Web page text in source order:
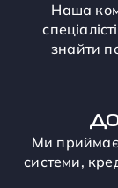
Наша
знайти
Ми
системи,